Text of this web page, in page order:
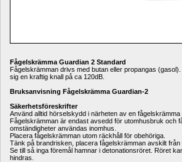
Fågelskrämma Guardian 2 Standard
Fågelskrämman drivs med butan eller propangas
sig en kraftig knall på ca 120dB.
Bruksanvisning Fågelskrämma Guardian-2
Säkerhetsföreskrifter
Använd alltid hörselskydd i närheten av en fågelskrämma
Fågelskrämman är endast avsedd för utomhusbruk och
omständigheter användas inomhus.
Placera fågelskrämman utom räckhåll för obehöriga.
Tänk på brandrisken, placera fågelskrämman avskilt från
Se till så inga föremål hamnar i detonationsröret. Röret
hindras.